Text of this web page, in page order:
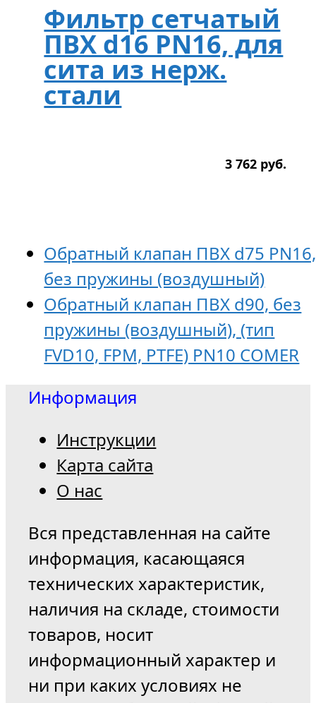
Фильтр сетчатый
ПВХ d16 PN16, для
сита из нерж.
стали
3 762 руб.
Обратный клапан ПВХ d75 PN16,
без пружины (воздушный)
Обратный клапан ПВХ d90, без
пружины (воздушный), (тип
FVD10, FPM, PTFE) PN10 COMER
Информация
Инструкции
Карта сайта
О нас
Вся представленная на сайте
информация, касающаяся
технических характеристик,
наличия на складе, стоимости
товаров, носит
информационный характер и
ни при каких условиях не